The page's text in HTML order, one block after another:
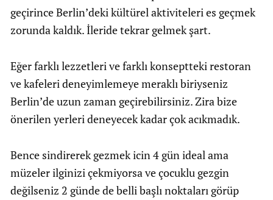
geçirince Berlin’deki kültürel aktiviteleri es geçmek
zorunda kaldık. İleride tekrar gelmek şart.
Eğer farklı lezzetleri ve farklı konseptteki restoran
ve kafeleri deneyimlemeye meraklı biriyseniz
Berlin’de uzun zaman geçirebilirsiniz. Zira bize
önerilen yerleri deneyecek kadar çok acıkmadık.
Bence sindirerek gezmek icin 4 gün ideal ama
müzeler ilginizi çekmiyorsa ve çocuklu gezgin
değilseniz 2 günde de belli başlı noktaları görüp